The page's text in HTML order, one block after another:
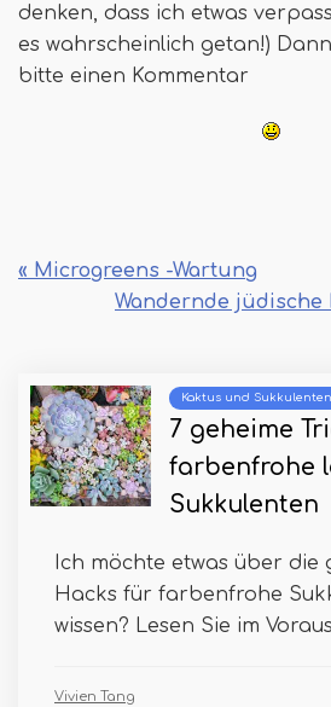
denken, dass ich etwas
es wahrscheinlich getan!)
bitte einen Kommentar
« Microgreens -Wartung
Wandernde jüdische
Kaktus und Sukkulenten
7 geheime
farbenfrohe
Sukkulenten
Ich möchte etwas über die
Hacks für farbenfrohe
wissen? Lesen Sie im
Vivien Tang